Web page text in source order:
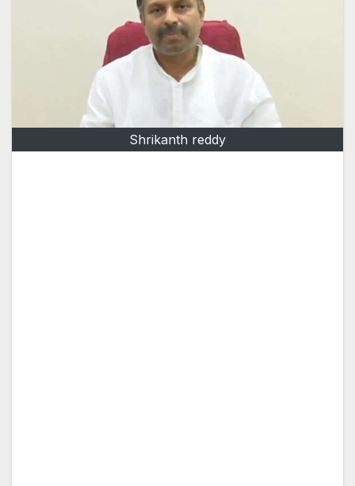
Shrikanth reddy